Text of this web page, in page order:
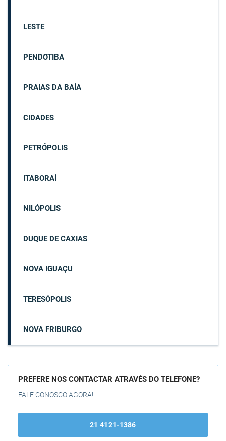
LESTE
PENDOTIBA
PRAIAS DA BAÍA
CIDADES
PETRÓPOLIS
ITABORAÍ
NILÓPOLIS
DUQUE DE CAXIAS
NOVA IGUAÇU
TERESÓPOLIS
NOVA FRIBURGO
PREFERE NOS CONTACTAR ATRAVÉS DO TELEFONE?
FALE CONOSCO AGORA!
21 4121-1386